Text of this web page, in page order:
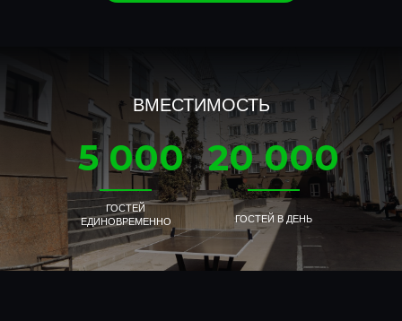
20 000
5 000
ВМЕСТИМОСТЬ
ГОСТЕЙ
ЕДИНОВРЕМЕННО
ГОСТЕЙ В ДЕНЬ